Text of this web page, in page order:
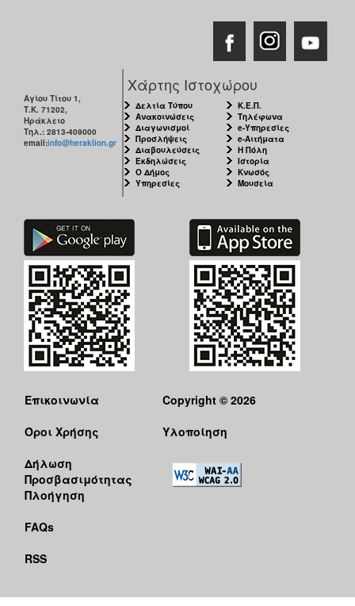
Αγίου Τίτου 1,
Τ.Κ. 71202,
Ηράκλειο
Τηλ.: 2813-409000
email:info@heraklion.gr
Χάρτης Ιστοχώρου
Δελτία Τύπου
Ανακοινώσεις
Διαγωνισμοί
Προσλήψεις
Διαβουλεύσεις
Εκδηλώσεις
Ο Δήμος
Υπηρεσίες
Κ.Ε.Π.
Τηλέφωνα
e-Υπηρεσίες
e-Αιτήματα
Η Πόλη
Ιστορία
Κνωσός
Μουσεία
Επικοινωνία
Όροι Χρήσης
Δήλωση
Προσβασιμότητας
Πλοήγηση
FAQs
RSS
Copyright © 2026
Υλοποίηση